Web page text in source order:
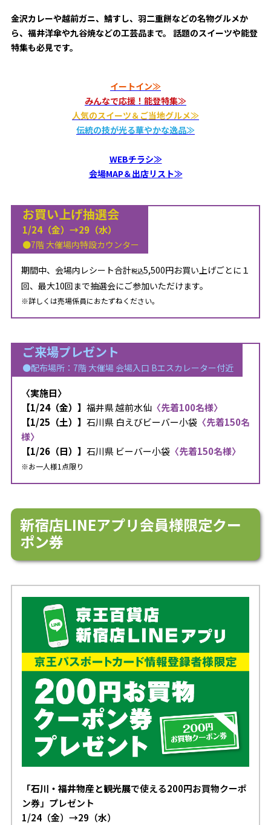
金沢カレーや越前ガニ、鯖すし、羽二重餅などの名物グルメか
ら、福井洋傘や九谷焼などの工芸品まで。 話題のスイーツや能登
特集も必見です。
イートイン≫
みんなで応援！能登特集≫
人気のスイーツ＆ご当地グルメ≫
伝統の技が光る華やかな逸品≫
WEBチラシ≫
会場MAP＆出店リスト≫
お買い上げ抽選会
1/24（金）→29（水）
●7階 大催場内特設カウンター
期間中、会場内レシート合計税込5,500円お買い上げごとに１
回、最大10回まで抽選会にご参加いただけます。
※詳しくは売場係員におたずねください。
ご来場プレゼント
●配布場所：7階 大催場 会場入口 Bエスカレーター付近
〈実施日〉
【1/24（金）】 福井県 越前水仙〈先着100名様〉
【1/25（土）】 石川県 白えびビーバー小袋〈先着150名
様〉
【1/26（日）】 石川県 ビーバー小袋〈先着150名様〉
※お一人様1点限り
新宿店LINEアプリ会員様限定クー
ポン券
「石川・福井物産と観光展で使える200円お買物クーポ
ン券」プレゼント
1/24（金）→29（水）